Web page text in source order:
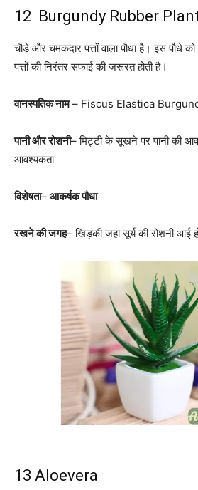
12 Burgundy Rubber
चौड़े और चमकदार पत्तों वाला पौधा है। इस पौधे
पत्तों की निरंतर सफाई की जरूरत होती है।
वानस्पतिक नाम– Fiscus Elastica
पानी और रोशनी– मिट्टी के सूखने पर पानी की
आवश्यकता
विशेषता– आकर्षक पौधा
रखने की जगह– खिड़की जहां सूर्य की रोशनी आई
13 Aloevera